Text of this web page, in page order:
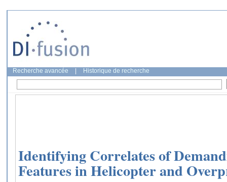
Recherche avancée Historique de recherche
Identifying Correlates of
Features in Helicopter and